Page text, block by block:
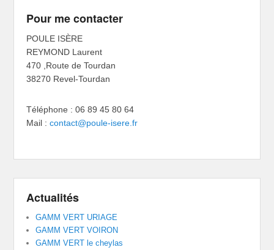
Pour me contacter
POULE ISÈRE
REYMOND Laurent
470 ,Route de Tourdan
38270 Revel-Tourdan
Téléphone : 06 89 45 80 64
Mail :contact@poule-isere.fr
Actualités
GAMM VERT URIAGE
GAMM VERT VOIRON
GAMM VERT le cheylas